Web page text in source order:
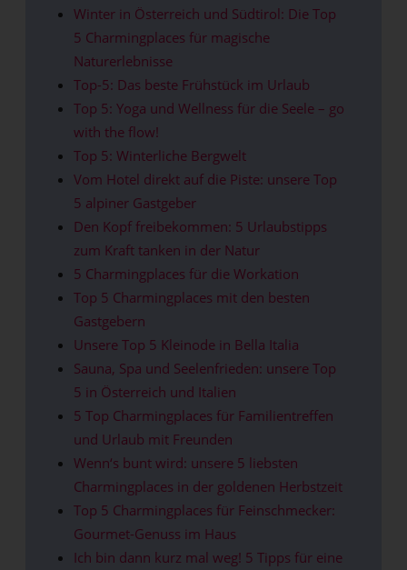
Winter in Österreich und Südtirol: Die Top
5 Charmingplaces für magische
Naturerlebnisse
Top-5: Das beste Frühstück im Urlaub
Top 5: Yoga und Wellness für die Seele – go
with the flow!
Top 5: Winterliche Bergwelt
Vom Hotel direkt auf die Piste: unsere Top
5 alpiner Gastgeber
Den Kopf freibekommen: 5 Urlaubstipps
zum Kraft tanken in der Natur
5 Charmingplaces für die Workation
Top 5 Charmingplaces mit den besten
Gastgebern
Unsere Top 5 Kleinode in Bella Italia
Sauna, Spa und Seelenfrieden: unsere Top
5 in Österreich und Italien
5 Top Charmingplaces für Familientreffen
und Urlaub mit Freunden
Wenn‘s bunt wird: unsere 5 liebsten
Charmingplaces in der goldenen Herbstzeit
Top 5 Charmingplaces für Feinschmecker:
Gourmet-Genuss im Haus
Ich bin dann kurz mal weg! 5 Tipps für eine